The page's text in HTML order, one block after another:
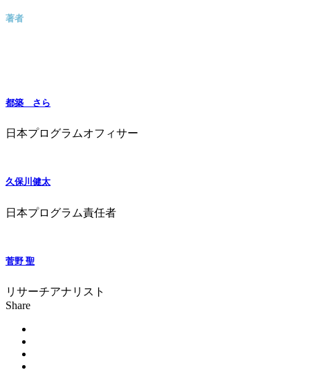
著者
都築 さら
日本プログラムオフィサー
久保川健太
日本プログラム責任者
菅野 聖
リサーチアナリスト
Share